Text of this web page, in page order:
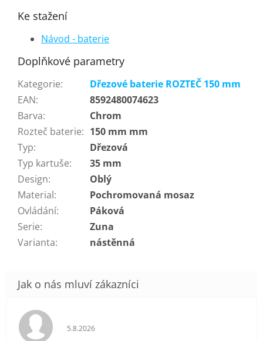
Ke stažení
Návod - baterie
Doplňkové parametry
Kategorie:
Dřezové baterie ROZTEČ 150 mm
EAN:
8592480074623
Barva:
Chrom
Rozteč baterie: 150 mm mm
Typ:
Dřezová
Typ kartuše:
35 mm
Design:
Oblý
Material:
Pochromovaná mosaz
Ovládání:
Páková
Serie:
Zuna
Varianta: nástěnná
Hodnocení obchodu je 5 z 5 hvězdiček.
5.8.2026